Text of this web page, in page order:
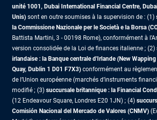
unité 1001, Dubai International Financial Centre,
Unis) sont en outre soumises à la supervision de : (1)
la Commissione Nazionale per le Società e la Borsa
Battista Martini, 3 - 00198 Rome), conformément à
version consolidée de la Loi de finances italienne ; (2)
irlandaise : la Banque centrale d'Irlande (New Wapping
Quay, Dublin 1 D01 F7X3) conformément au
de l’Union européenne (marchés d’instruments
modifié ; (3) succursale britannique : la Financial
(12 Endeavour Square, Londres E20 1JN) ; (4)
Comisión Nacional del Mercado de Valores (CNMV)